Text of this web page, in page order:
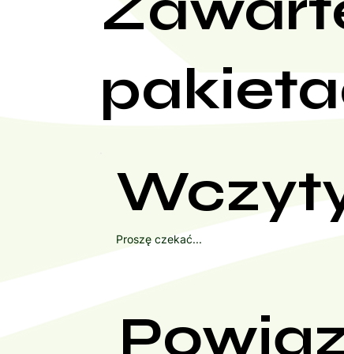
Proszę czekać...